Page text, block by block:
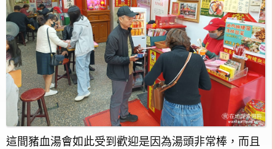
這間豬血湯會如此受到歡迎是因為湯頭非常棒，而且